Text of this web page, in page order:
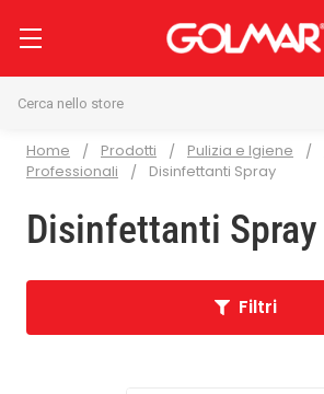
Home Prodotti Pulizia e Igiene
Professionali
Disinfettanti Spray
Disinfettanti Spray
Filtri